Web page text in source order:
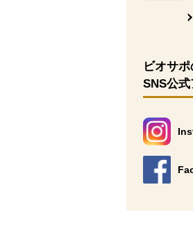
ビオサポ
SNS公式
別
別